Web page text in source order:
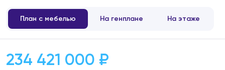
План с мебелью На генплане На этаже
234 421 000 ₽